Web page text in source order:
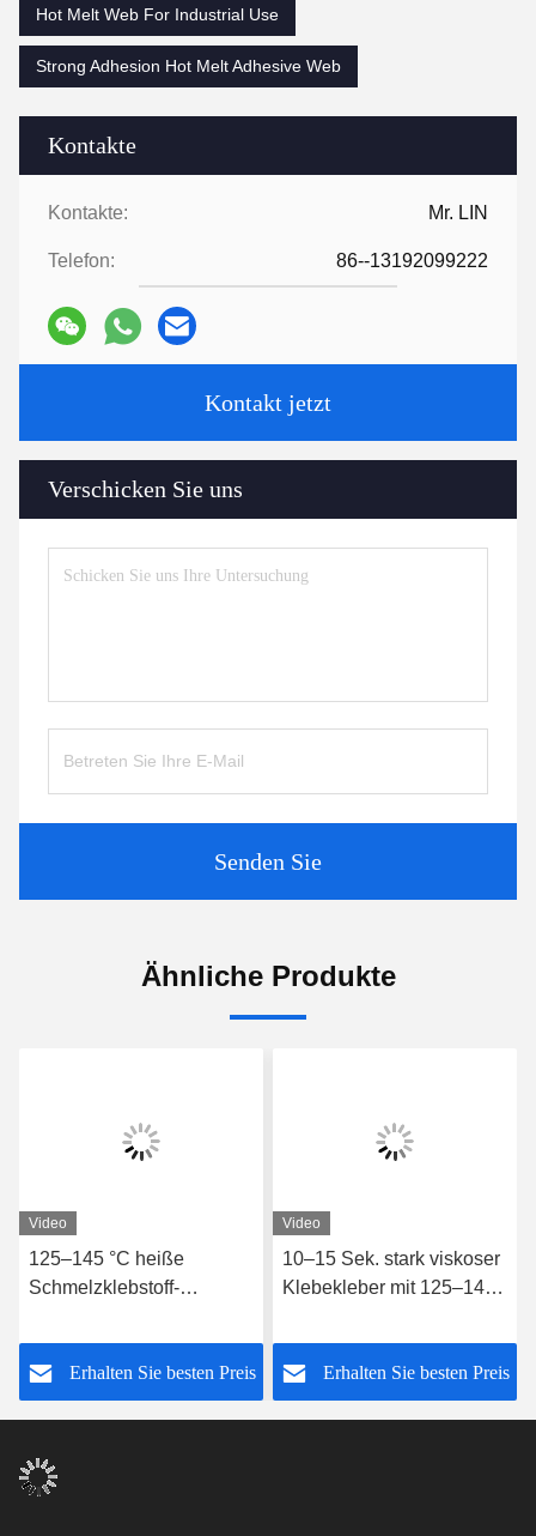
Kontakte
Kontakte: Mr. LIN
Telefon: 86--13192099222
Kontakt jetzt
Verschicken Sie uns
Senden Sie
Hot Melt Web For Industrial Use
Strong Adhesion Hot Melt Adhesive Web
Ähnliche Produkte
Video
125–145 °C heiße
Schmelzklebstoff-
von weißer, heißer
Schmelzbahn mit starker
Haftung
Erhalten Sie besten Preis
Video
10–15 Sek. stark viskoser
Klebekleber mit 125–145
Schmelzklebstoffbahn
Erhalten Sie besten Preis